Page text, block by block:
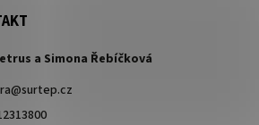
a Simona Řebíčková
@surtep.cz